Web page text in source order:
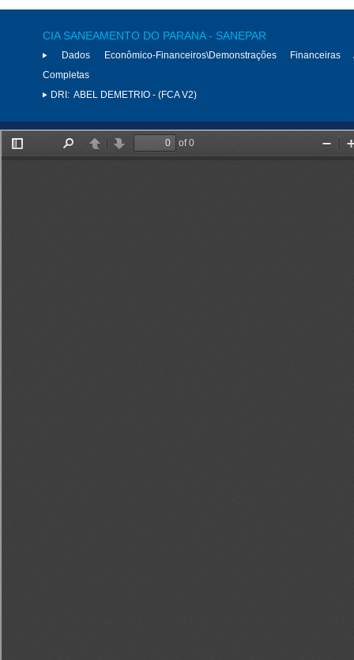
CIA SANEAMENTO DO PARANA - SANEPAR
Dados Econômico-Financeiros\Demonstrações Financeiras
Completas
DRI: ABEL DEMETRIO - (FCA V2)